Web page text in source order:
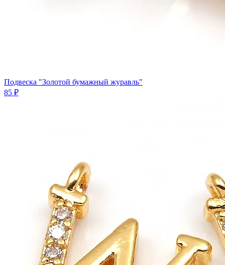
Подвеска "Золотой бумажный журавль"
85 ₽